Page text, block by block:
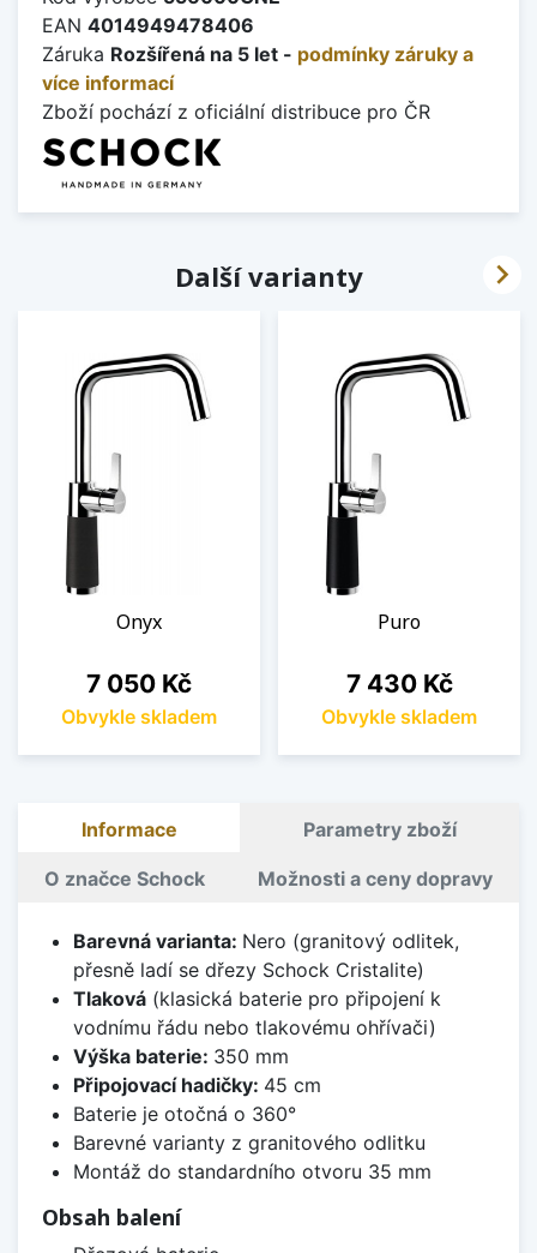
EAN 4014949478406
Záruka Rozšířená na 5 let - podmínky záruky a
více informací
Zboží pochází z oficiální distribuce pro ČR
Další varianty
Onyx
Cena
7 050 Kč
Obvykle skladem
Puro
Cena
7 430 Kč
Obvykle skladem

Informace Parametry zboží
O značce Schock Možnosti a ceny dopravy
Barevná varianta: Nero (granitový odlitek,
přesně ladí se dřezy Schock Cristalite)
Tlaková(klasická baterie pro připojení k
vodnímu řádu nebo tlakovému ohřívači)
Výška baterie: 350 mm
Připojovací hadičky: 45 cm
Baterie je otočná o 360°
Barevné varianty z granitového odlitku
Montáž do standardního otvoru 35 mm
Obsah balení